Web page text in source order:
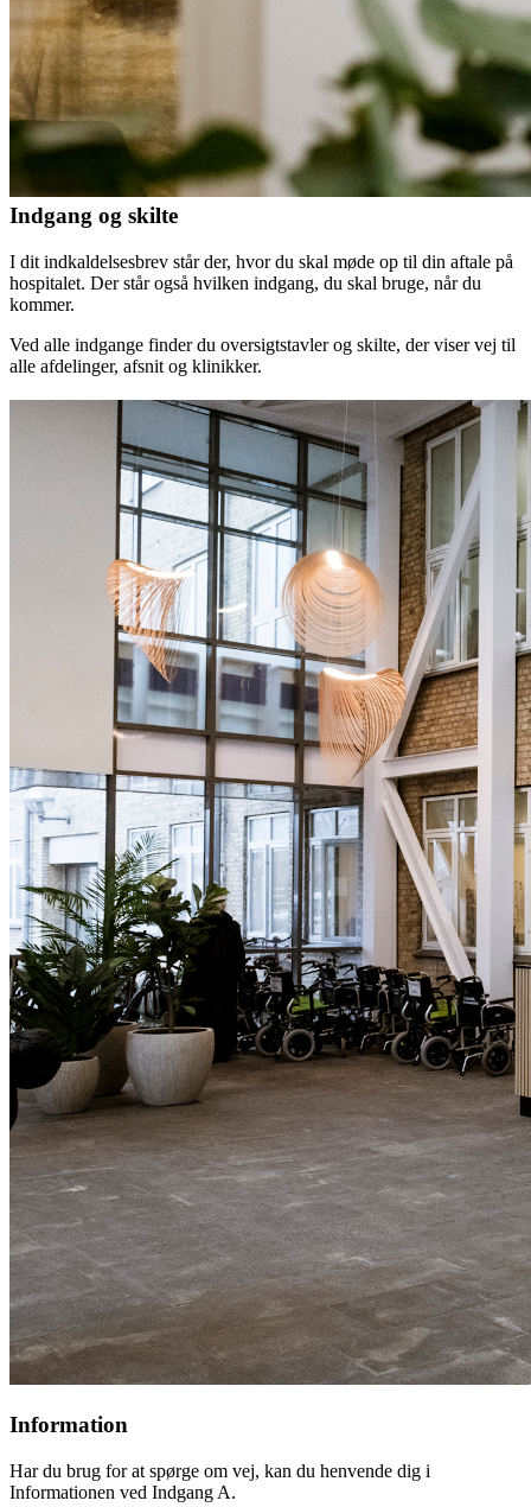
Indgang og skilte
I dit indkaldelsesbrev står der, hvor du skal møde op til din aftale på
hospitalet. Der står også hvilken indgang, du skal bruge, når du
kommer.
Ved alle indgange finder du oversigtstavler og skilte, der viser vej til
alle afdelinger, afsnit og klinikker.
Information
Har du brug for at spørge om vej, kan du henvende dig i
Informationen ved Indgang A.